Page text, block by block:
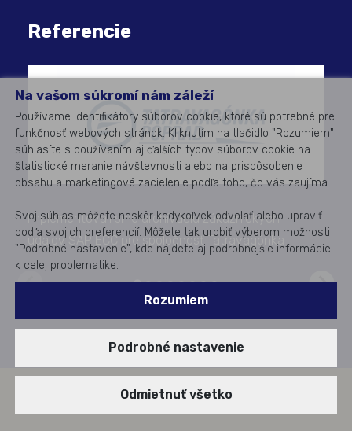
Referencie
Implementovali sme archíváciu zákazníckych
údajov SAP ECC pre spoločnosť Tatravagónka
Na vašom súkromí nám záleží
Používame identifikátory súborov cookie, ktoré sú potrebné pre
funkčnosť webových stránok. Kliknutím na tlačidlo "Rozumiem"
súhlasíte s používaním aj ďalších typov súborov cookie na
štatistické meranie návštevnosti alebo na prispôsobenie
obsahu a marketingové zacielenie podľa toho, čo vás zaujíma.
Svoj súhlas môžete neskôr kedykoľvek odvolať alebo upraviť
podľa svojich preferencií. Môžete tak urobiť výberom možnosti
"Podrobné nastavenie", kde nájdete aj podrobnejšie informácie
k celej problematike.
Rozumiem
Podrobné nastavenie
Odmietnuť všetko